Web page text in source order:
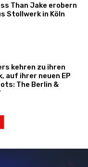
Than Jake erobern
Stollwerk in Köln
kehren zu ihren
auf ihrer neuen EP
The Berlin &